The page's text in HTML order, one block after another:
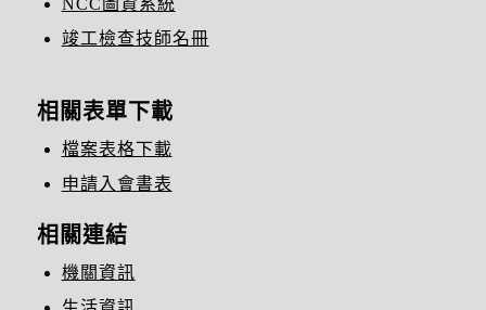
NCC圖資系統
竣工檢查技師名冊
相關表單下載
檔案表格下載
申請入會書表
相關連結
機關資訊